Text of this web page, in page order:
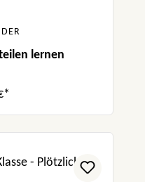
lernen